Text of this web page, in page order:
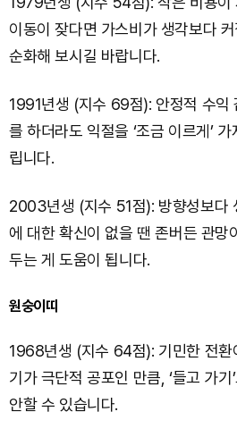
이동이 잦다면 가스비가 생각보다
순화해 보시길 바랍니다.
1991년생 (지수 69점): 안정적 수익
를 하더라도 익절을 ‘조금 이르게’
립니다.
2003년생 (지수 51점): 방향성보다
에 대한 확신이 없을 땐 존버든 관망
두는 게 도움이 됩니다.
원숭이띠
1968년생 (지수 64점): 기민한 전환
기가 극단적 공포인 만큼, ‘들고 가
안할 수 있습니다.